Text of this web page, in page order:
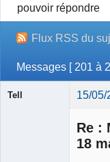
pouvoir répondre
Flux RSS du
Messages [ 201 à
Tell 15/05/
Re :
18